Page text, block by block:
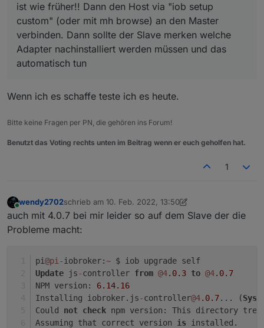
Formal Slave-Host neu aufsetzen mit nem leeren
ioBroker und schauen das der Hostname der gleich
ist wie früher!! Dann den Host via "iob setup
custom" (oder mit mh browse) an den Master
verbinden. Dann sollte der Slave merken welche
Adapter nachinstalliert werden müssen und das
ist wie früher!! Dann den Host via "iob setup
custom" (oder mit mh browse) an den Master
verbinden. Dann sollte der Slave merken welche
Adapter nachinstalliert werden müssen und das
automatisch tun
Wenn ich es schaffe teste ich es heute.
Bitte keine Fragen per PN, die gehören ins Forum!
Benutzt das Voting rechts unten im Beitrag wenn er euch geholfen hat.
1
Online
wendy2702schrieb am 10. Feb. 2022, 13:50
zuletzt editiert von wendy27022. Okt. 2022, 14:52
auch mit 4.0.7 bei mir leider so auf dem Slave der die
Probleme macht:
pi@pi - iobroker:~ $ iob upgrade self
Update js-controller from @4.0.3 to @4.0.7
NPM version: 6.14.16
Installing iobroker.js-controller@4.0.7... (
Could not check npm version: This directory
Assuming that correct version is installed.